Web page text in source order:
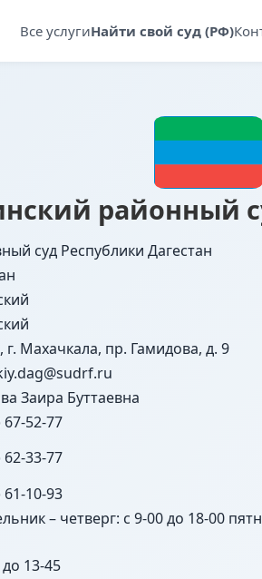
Все услугиНайти свой суд (РФ)
районный
суд Республики Дагестан
г. Махачкала, пр. Гамидова, д. 9
Заира Буттаевна
67-52-77
62-33-77
61-10-93
– четверг: с 9-00 до 18-00
13-45